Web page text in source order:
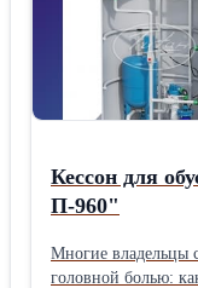
Кессон для
П-960"
Многие владельцы
головной болью: